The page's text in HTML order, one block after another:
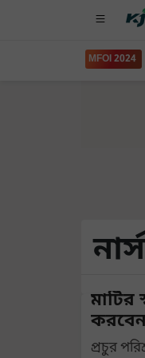
MFOI 2024
মাটির
প্রচুর